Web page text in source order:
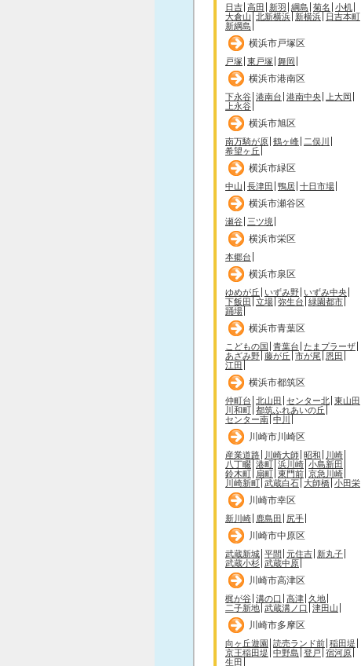
日吉 高田 新羽 綱島 菊名 小机
大倉山 北新横浜 新横浜 日吉本町
新綱島
横浜市戸塚区
戸塚 東戸塚 舞岡
横浜市港南区
下永谷 港南台 港南中央
上大岡
上永谷
横浜市旭区
南万騎が原 鶴ヶ峰 二俣川
希望ヶ丘
横浜市緑区
中山 長津田 鴨居 十日市場
横浜市瀬谷区
瀬谷 三ツ境
横浜市栄区
本郷台
横浜市泉区
ゆめが丘 いずみ野 いずみ中央
下飯田 立場 弥生台 緑園都市
踊場
横浜市青葉区
こどもの国 青葉台 たまプラーザ
あざみ野 藤が丘 市が尾
恩田
江田
横浜市都筑区
仲町台 北山田 センター北 東山田
川和町 都筑ふれあいの丘
センター南 中川
川崎市川崎区
産業道路 川崎大師 昭和
川崎
八丁畷 港町 浜川崎 小島新田
鈴木町 扇町 東門前 京急川崎
川崎新町 武蔵白石 大師橋 小田栄
川崎市幸区
新川崎 鹿島田 尻手
川崎市中原区
武蔵新城 平間 元住吉 新丸子
武蔵小杉 武蔵中原
川崎市高津区
梶が谷 溝の口 高津 久地
二子新地 武蔵溝ノ口 津田山
川崎市多摩区
向ヶ丘遊園 読売ランド前 稲田堤
京王稲田堤 中野島 登戸 宿河原
生田